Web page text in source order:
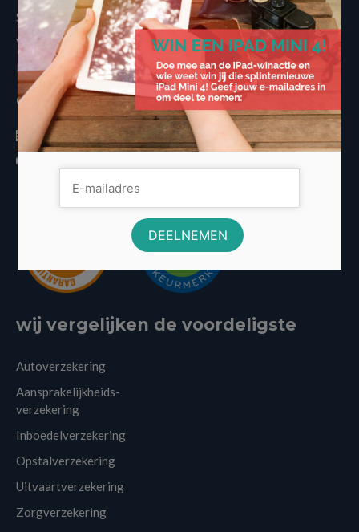
Sitemap
Vergelijkers
Nieuws
Contactinformatie
Volo Media
wij vergelijken de voordeligste
Autoverzekering
Aansprakelijkheids-
verzekering
Inboedelverzekering
Opstalverzekering
Uitvaartverzekering
Zorgverzekering